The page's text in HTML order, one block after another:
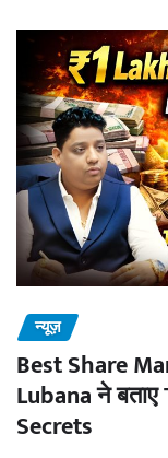
न्यूज़
Best Share
Lubana ने
Secrets